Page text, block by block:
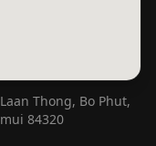
Thong, Bo Phut,
84320